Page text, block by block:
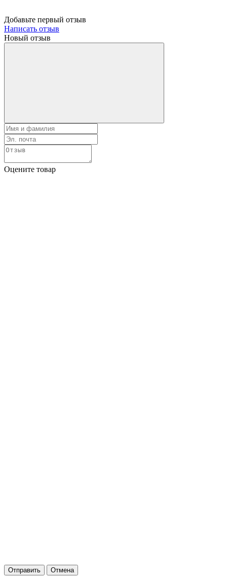
Добавьте первый отзыв
Написать отзыв
Новый отзыв
Оцените товар
Отправить Отмена